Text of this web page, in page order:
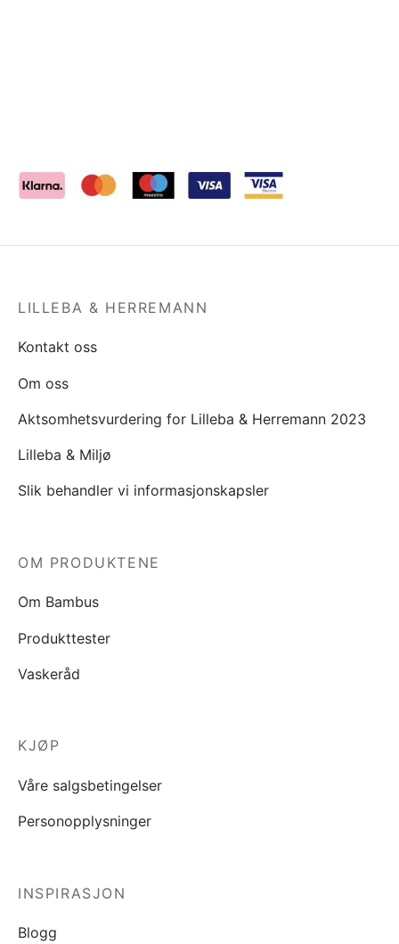
LILLEBA & HERREMANN
Kontakt oss
Om oss
Aktsomhetsvurdering for Lilleba & Herremann 2023
Lilleba & Miljø
Slik behandler vi informasjonskapsler
OM PRODUKTENE
Om Bambus
Produkttester
Vaskeråd
KJØP
Våre salgsbetingelser
Personopplysninger
INSPIRASJON
Blogg